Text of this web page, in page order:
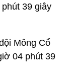
39 giây
Mông Cổ
04 phút 39